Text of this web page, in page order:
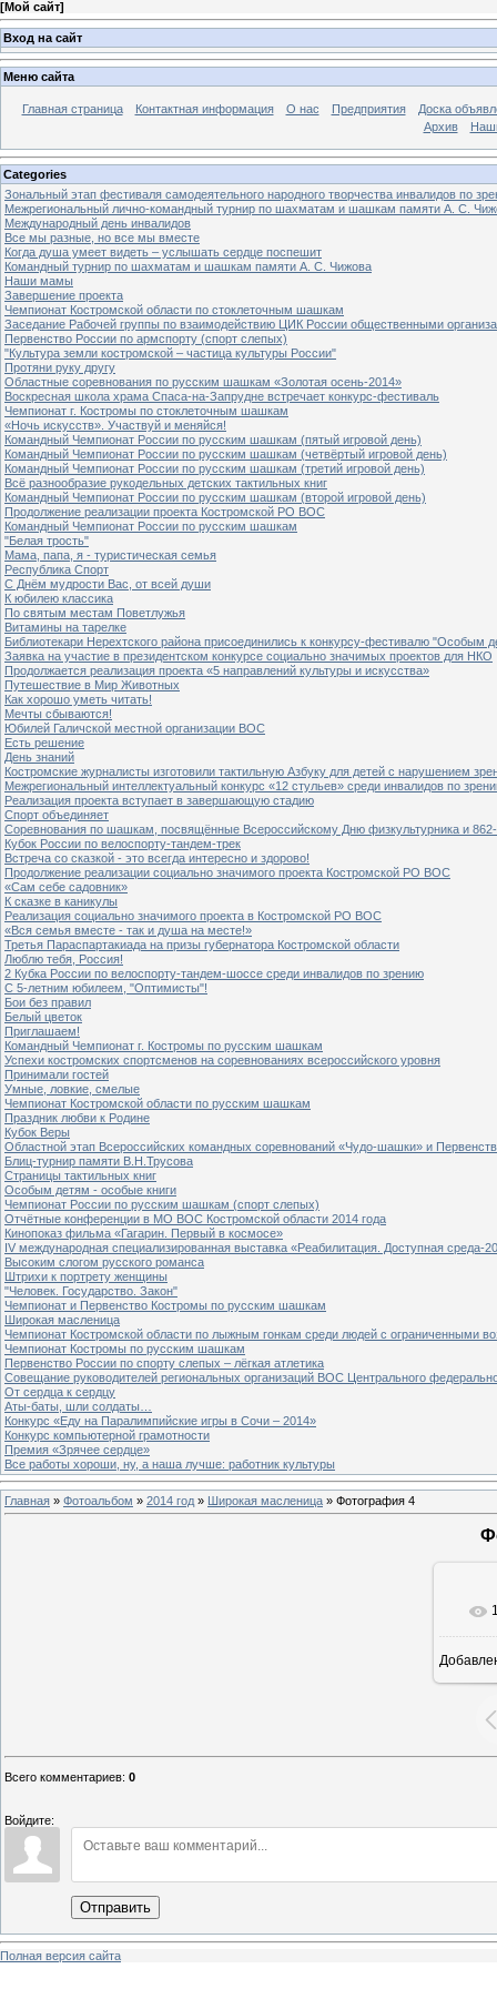
[Мой сайт]
Вход на сайт
Меню сайта
Главная страница Контактная информация О нас Предприятия
Доска
Архив
Categories
Зональный этап фестиваля самодеятельного народного творчества инвалидов по
Межрегиональный лично-командный турнир по шахматам и шашкам памяти А. С.
Международный день инвалидов
Все мы разные, но все мы вместе
Когда душа умеет видеть – услышать сердце поспешит
Командный турнир по шахматам и шашкам памяти А. С. Чижова
Наши мамы
Завершение проекта
Чемпионат Костромской области по стоклеточным шашкам
Заседание Рабочей группы по взаимодействию ЦИК России общественными
Первенство России по армспорту (спорт слепых)
"Культура земли костромской – частица культуры России"
Протяни руку другу
Областные соревнования по русским шашкам «Золотая осень-2014»
Воскресная школа храма Спаса-на-Запрудне встречает конкурс-фестиваль
Чемпионат г. Костромы по стоклеточным шашкам
«Ночь искусств». Участвуй и меняйся!
Командный Чемпионат России по русским шашкам (пятый игровой день)
Командный Чемпионат России по русским шашкам (четвёртый игровой день)
Командный Чемпионат России по русским шашкам (третий игровой день)
Всё разнообразие рукодельных детских тактильных книг
Командный Чемпионат России по русским шашкам (второй игровой день)
Продолжение реализации проекта Костромской РО ВОС
Командный Чемпионат России по русским шашкам
"Белая трость"
Мама, папа, я - туристическая семья
Республика Спорт
С Днём мудрости Вас, от всей души
К юбилею классика
По святым местам Поветлужья
Витамины на тарелке
Библиотекари Нерехтского района присоединились к конкурсу-фестивалю "Особым
Заявка на участие в президентском конкурсе социально значимых проектов для НКО
Продолжается реализация проекта «5 направлений культуры и искусства»
Путешествие в Мир Животных
Как хорошо уметь читать!
Мечты сбываются!
Юбилей Галичской местной организации ВОС
Есть решение
День знаний
Костромские журналисты изготовили тактильную Азбуку для детей с нарушением
Межрегиональный интеллектуальный конкурс «12 стульев» среди инвалидов по
Реализация проекта вступает в завершающую стадию
Спорт объединяет
Соревнования по шашкам, посвящённые Всероссийскому Дню физкультурника и
Кубок России по велоспорту-тандем-трек
Встреча со сказкой - это всегда интересно и здорово!
Продолжение реализации социально значимого проекта Костромской РО ВОС
«Сам себе садовник»
К сказке в каникулы
Реализация социально значимого проекта в Костромской РО ВОС
«Вся семья вместе - так и душа на месте!»
Третья Параспартакиада на призы губернатора Костромской области
Люблю тебя, Россия!
2 Кубка России по велоспорту-тандем-шоссе среди инвалидов по зрению
С 5-летним юбилеем, "Оптимисты"!
Бои без правил
Белый цветок
Приглашаем!
Командный Чемпионат г. Костромы по русским шашкам
Успехи костромских спортсменов на соревнованиях всероссийского уровня
Принимали гостей
Умные, ловкие, смелые
Чемпионат Костромской области по русским шашкам
Праздник любви к Родине
Кубок Веры
Областной этап Всероссийских командных соревнований «Чудо-шашки» и
Блиц-турнир памяти В.Н.Трусова
Страницы тактильных книг
Особым детям - особые книги
Чемпионат России по русским шашкам (спорт слепых)
Отчётные конференции в МО ВОС Костромской области 2014 года
Кинопоказ фильма «Гагарин. Первый в космосе»
IV международная специализированная выставка «Реабилитация. Доступная среда-
Высоким слогом русского романса
Штрихи к портрету женщины
"Человек. Государство. Закон"
Чемпионат и Первенство Костромы по русским шашкам
Широкая масленица
Чемпионат Костромской области по лыжным гонкам среди людей с ограниченными
Чемпионат Костромы по русским шашкам
Первенство России по спорту слепых – лёгкая атлетика
Совещание руководителей региональных организаций ВОС Центрального
От сердца к сердцу
Аты-баты, шли солдаты…
Конкурс «Еду на Паралимпийские игры в Сочи – 2014»
Конкурс компьютерной грамотности
Премия «Зрячее сердце»
Все работы хороши, ну, а наша лучше: работник культуры
Главная » Фотоальбом » 2014 год » Широкая масленица » Фотография 4
Всего комментариев: 0
Войдите:
Отправить
Полная версия сайта